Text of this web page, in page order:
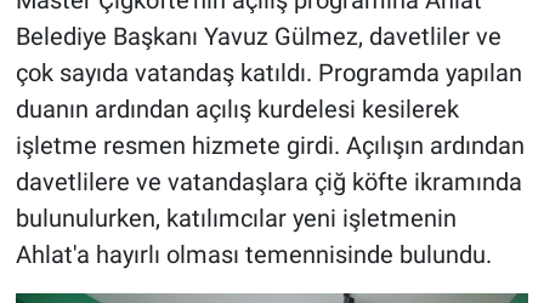
Belediye Başkanı Yavuz Gülmez, davetliler ve
çok sayıda vatandaş katıldı. Programda yapılan
duanın ardından açılış kurdelesi kesilerek
işletme resmen hizmete girdi. Açılışın ardından
davetlilere ve vatandaşlara çiğ köfte ikramında
bulunulurken, katılımcılar yeni işletmenin
Ahlat'a hayırlı olması temennisinde bulundu.